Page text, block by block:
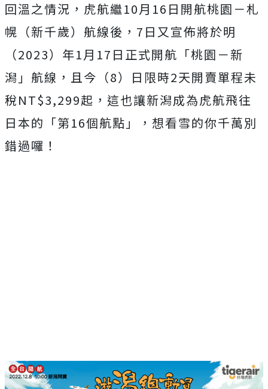
回溫之情況，虎航繼10月16日開航桃園－札
幌（新千歲）航線後，7日又宣佈將於明
（2023）年1月17日正式開航「桃園－新
潟」航線，且今（8）日限時2天開賣單程未
稅NT$3,299起，這也讓新潟成為虎航飛往
日本的「第16個航點」，想看雪的你千萬別
錯過囉！